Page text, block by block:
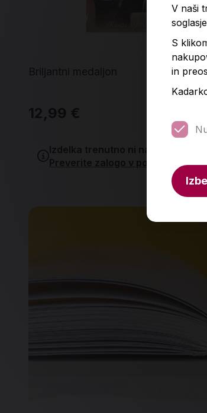
Briljantni medaljon
12,99 €
Izdelka trenutno ni na zalogi.
Preverite zalogo v poslovalnicah.
V naši
S
in